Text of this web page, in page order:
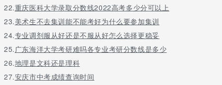
22.重庆医科大学录取分数线2022高考多少分可以上
23.美术生不去集训能不能考好为什么要参加集训
24.专业调剂服从好还是不服从好怎么选择更稳妥
25.广东海洋大学考研难吗各专业考研分数线是多少
26.地理是文科还是理科
27.安庆市中考成绩查询时间